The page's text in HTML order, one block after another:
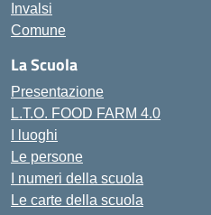
Invalsi
Comune
La Scuola
Presentazione
L.T.O. FOOD FARM 4.0
I luoghi
Le persone
I numeri della scuola
Le carte della scuola